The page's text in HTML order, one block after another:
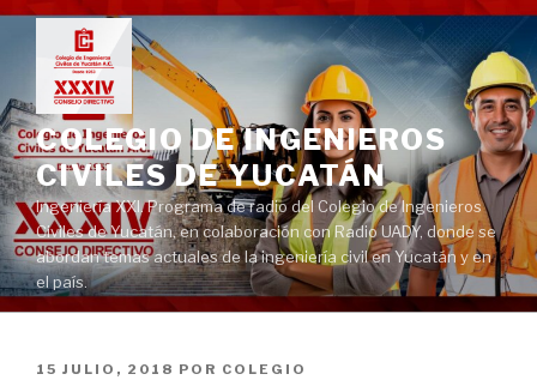
Ir
contenido
COLEGIO DE INGENIEROS
CIVILES DE YUCATÁN
Ingeniería XXI. Programa de radio del Colegio de Ingenieros
Civiles de Yucatán, en colaboración con Radio UADY, donde se
abordan temas actuales de la ingeniería civil en Yucatán y en
el país.
PUBLICADO
15 JULIO, 2018 POR COLEGIO